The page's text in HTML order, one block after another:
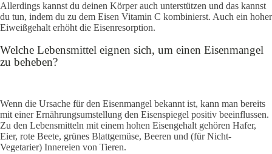
Allerdings kannst du deinen Körper auch unterstützen und das kannst
du tun, indem du zu dem Eisen Vitamin C kombinierst. Auch ein hoher
Eiweißgehalt erhöht die Eisenresorption.
Welche Lebensmittel eignen sich, um einen Eisenmangel
zu beheben?
Wenn die Ursache für den Eisenmangel bekannt ist, kann man bereits
mit einer Ernährungsumstellung den Eisenspiegel positiv beeinflussen.
Zu den Lebensmitteln mit einem hohen Eisengehalt gehören Hafer,
Eier, rote Beete, grünes Blattgemüse, Beeren und (für Nicht-
Vegetarier) Innereien von Tieren.